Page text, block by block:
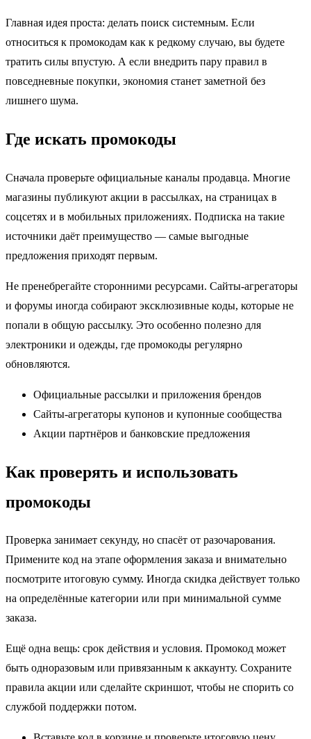
Главная идея проста: делать поиск системным. Если
относиться к промокодам как к редкому случаю, вы будете
тратить силы впустую. А если внедрить пару правил в
повседневные покупки, экономия станет заметной без
лишнего шума.
Где искать промокоды
Сначала проверьте официальные каналы продавца. Многие
магазины публикуют акции в рассылках, на страницах в
соцсетях и в мобильных приложениях. Подписка на такие
источники даёт преимущество — самые выгодные
предложения приходят первым.
Не пренебрегайте сторонними ресурсами. Сайты-агрегаторы
и форумы иногда собирают эксклюзивные коды, которые не
попали в общую рассылку. Это особенно полезно для
электроники и одежды, где промокоды регулярно
обновляются.
Официальные рассылки и приложения брендов
Сайты-агрегаторы купонов и купонные сообщества
Акции партнёров и банковские предложения
Как проверять и использовать
промокоды
Проверка занимает секунду, но спасёт от разочарования.
Примените код на этапе оформления заказа и внимательно
посмотрите итоговую сумму. Иногда скидка действует только
на определённые категории или при минимальной сумме
заказа.
Ещё одна вещь: срок действия и условия. Промокод может
быть одноразовым или привязанным к аккаунту. Сохраните
правила акции или сделайте скриншот, чтобы не спорить со
службой поддержки потом.